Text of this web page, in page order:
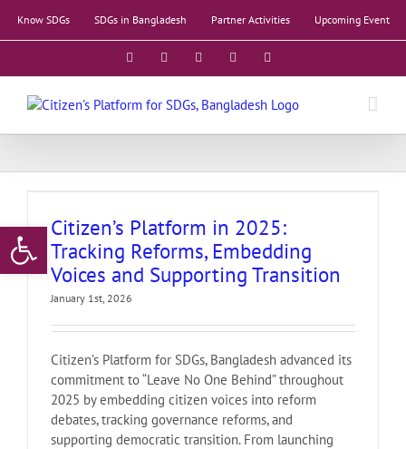
Open toolbar
Know SDGs SDGs in Bangladesh Partner Activities Upcoming Event
Facebook YouTubeLinkedIn
Citizen’s Platform in 2025:
Tracking Reforms, Embedding
Voices and Supporting Transition
January 1st, 2026
Citizen’s Platform for SDGs, Bangladesh advanced its
commitment to “Leave No One Behind” throughout
2025 by embedding citizen voices into reform
debates, tracking governance reforms, and
supporting democratic transition. From launching